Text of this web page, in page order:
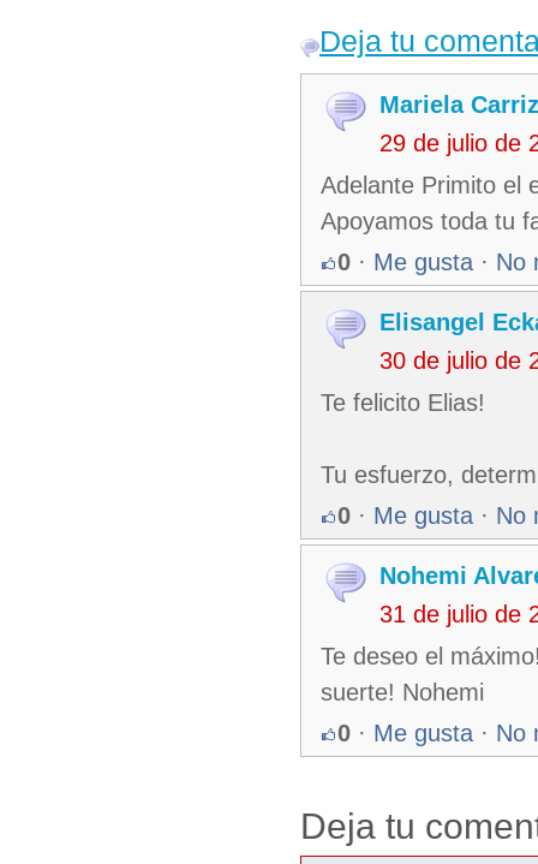
Deja tu
Mariela
29 de julio de
Adelante Primito el
Apoyamos toda tu
0 · Me gusta · No
Elisangel
30 de julio de
Te felicito Elias!
Tu esfuerzo,
0 · Me gusta · No
Nohemi
31 de julio de
Te deseo el
suerte! Nohemi
0 · Me gusta · No
Deja tu